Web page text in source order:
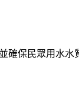
確保民眾用水